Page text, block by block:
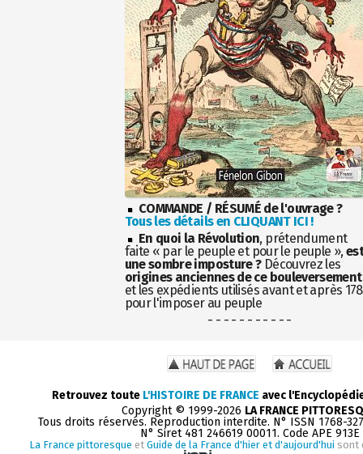
COMMANDE / RÉSUMÉ de l'ouvrage ?
Tous les détails en CLIQUANT ICI !
En quoi la Révolution, prétendument
faite « par le peuple et pour le peuple »,
une sombre imposture ?Découvrez les
origines anciennes de ce bouleversement
et les expédients utilisés avant et après
pour l'imposer au peuple
- - - - - - - - - - -
Retrouvez toute L'HISTOIRE DE FRANCE avec
Copyright © 1999-2026 LA FRANCE
Tous droits réservés. Reproduction interdite. N° ISSN 1768-
N° Siret 481 246619 00011. Code APE 913E
La France pittoresque et Guide de la France d'hier et d'aujourd'hui sont